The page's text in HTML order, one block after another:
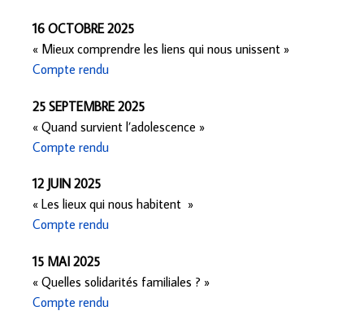
16 OCTOBRE 2025
« Mieux comprendre les liens qui nous unissent »
Compte rendu
25 SEPTEMBRE 2025
« Quand survient l’adolescence »
Compte rendu
12 JUIN 2025
« Les lieux qui nous habitent »
Compte rendu
15 MAI 2025
« Quelles solidarités familiales ? »
Compte rendu